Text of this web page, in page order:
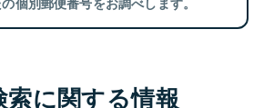
索に関する情報